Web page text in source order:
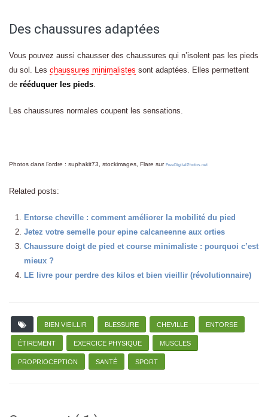
Des chaussures adaptées
Vous pouvez aussi chausser des chaussures qui n’isolent pas les pieds
du sol. Les chaussures minimalistes sont adaptées. Elles permettent
de rééduquer les pieds
Les chaussures normales coupent les sensations.
Photos dans l’ordre : suphakit73, stockimages, Flare sur FreeDigitalPhotos.net
Related posts:
Entorse cheville : comment améliorer la mobilité du pied
Jetez votre semelle pour epine calcaneenne aux orties
Chaussure doigt de pied et course minimaliste : pourquoi c’est
mieux ?
LE livre pour perdre des kilos et bien vieillir (révolutionnaire)
BIEN VIEILLIR BLESSURE CHEVILLE ENTORSE
ÉTIREMENT EXERCICE PHYSIQUE MUSCLES
PROPRIOCEPTION SANTÉ SPORT